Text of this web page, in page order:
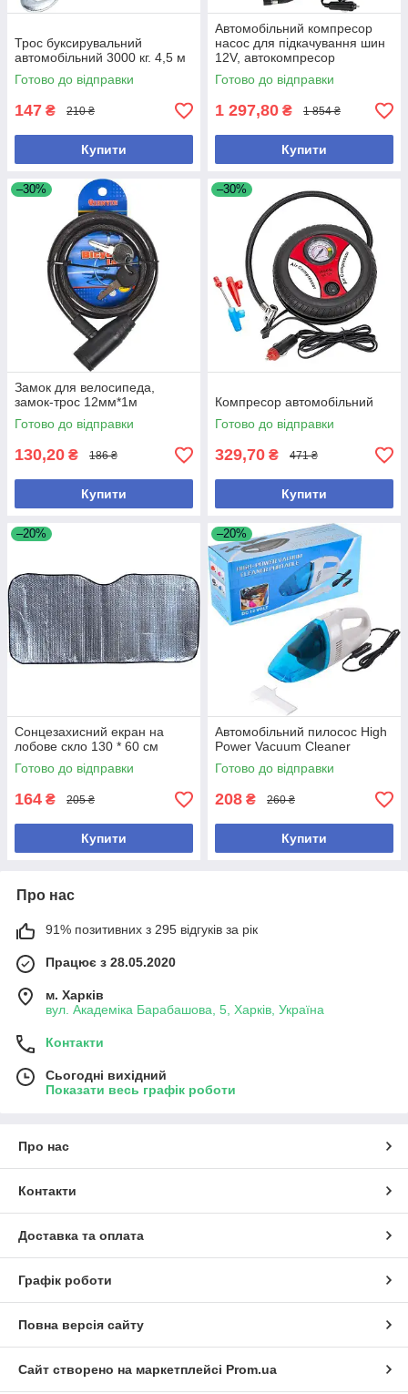
Трос буксирувальний
автомобільний 3000 кг. 4,5 м
Готово до відправки
147 ₴ 210 ₴
Купити
Автомобільний компресор
насос для підкачування шин
12V, автокомпресор
обладнаний шлангом 70 см і
мережевим кабелем 3 м
Готово до відправки
1 297,80 ₴ 1 854 ₴
Купити
–30%
Замок для велосипеда,
замок-трос 12мм*1м
Готово до відправки
130,20 ₴ 186 ₴
Купити
–30%
Компресор автомобільний
Готово до відправки
329,70 ₴ 471 ₴
Купити
–20%
Сонцезахисний екран на
лобове скло 130 * 60 см
Готово до відправки
164 ₴ 205 ₴
Купити
–20%
Автомобільний пилосос High
Power Vacuum Cleaner
Готово до відправки
208 ₴ 260 ₴
Купити
Про нас
91% позитивних з 295 відгуків за рік
Працює з 28.05.2020
м. Харків
вул. Академіка Барабашова, 5, Харків, Україна
Контакти
Сьогодні вихідний
Показати весь графік роботи
Про нас
Контакти
Доставка та оплата
Графік роботи
Повна версія сайту
Сайт створено на маркетплейсі Prom.ua